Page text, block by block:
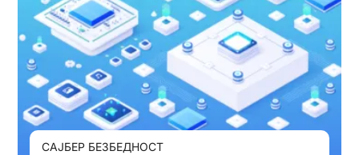
САЈБЕР БЕЗБЕДНОСТ